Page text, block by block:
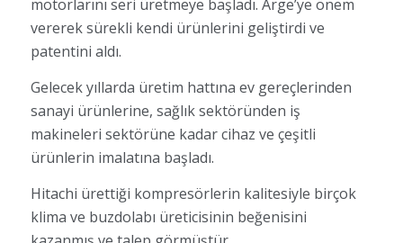
motorlarını seri üretmeye başladı. Arge’ye önem
vererek sürekli kendi ürünlerini geliştirdi ve
patentini aldı.
Gelecek yıllarda üretim hattına ev gereçlerinden
sanayi ürünlerine, sağlık sektöründen iş
makineleri sektörüne kadar cihaz ve çeşitli
ürünlerin imalatına başladı.
Hitachi ürettiği kompresörlerin kalitesiyle birçok
klima ve buzdolabı üreticisinin beğenisini